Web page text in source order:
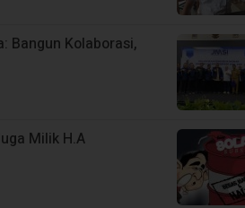
Bangun Kolaborasi,
Milik H.A